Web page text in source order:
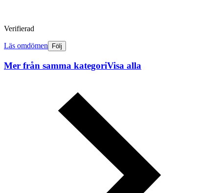
Verifierad
Läs omdömen Följ
Mer från samma kategoriVisa alla